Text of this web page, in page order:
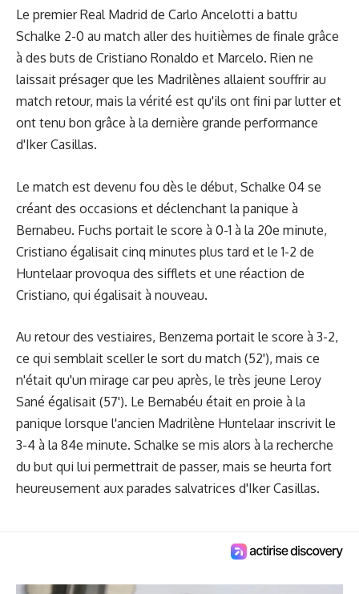
Le premier Real Madrid de Carlo Ancelotti a battu
Schalke 2-0 au match aller des huitièmes de finale grâce
à des buts de Cristiano Ronaldo et Marcelo. Rien ne
laissait présager que les Madrilènes allaient souffrir au
match retour, mais la vérité est qu'ils ont fini par lutter et
ont tenu bon grâce à la dernière grande performance
d'Iker Casillas.
Le match est devenu fou dès le début, Schalke 04 se
créant des occasions et déclenchant la panique à
Bernabeu. Fuchs portait le score à 0-1 à la 20e minute,
Cristiano égalisait cinq minutes plus tard et le 1-2 de
Huntelaar provoqua des sifflets et une réaction de
Cristiano, qui égalisait à nouveau.
Au retour des vestiaires, Benzema portait le score à 3-2,
ce qui semblait sceller le sort du match (52'), mais ce
n'était qu'un mirage car peu après, le très jeune Leroy
Sané égalisait (57'). Le Bernabéu était en proie à la
panique lorsque l'ancien Madrilène Huntelaar inscrivit le
3-4 à la 84e minute. Schalke se mis alors à la recherche
du but qui lui permettrait de passer, mais se heurta fort
heureusement aux parades salvatrices d'Iker Casillas.